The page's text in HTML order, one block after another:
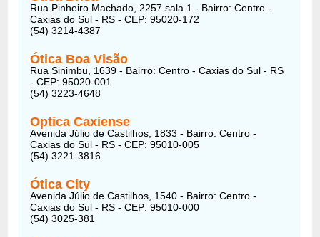
Rua Pinheiro Machado, 2257 sala 1 - Bairro: Centro -
Caxias do Sul - RS - CEP: 95020-172
(54) 3214-4387
Ótica Boa Visão
Rua Sinimbu, 1639 - Bairro: Centro - Caxias do Sul - RS
- CEP: 95020-001
(54) 3223-4648
Optica Caxiense
Avenida Júlio de Castilhos, 1833 - Bairro: Centro -
Caxias do Sul - RS - CEP: 95010-005
(54) 3221-3816
Ótica City
Avenida Júlio de Castilhos, 1540 - Bairro: Centro -
Caxias do Sul - RS - CEP: 95010-000
(54) 3025-381